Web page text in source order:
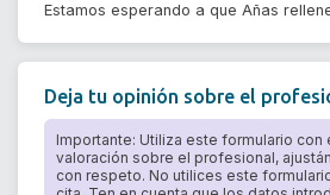
Estamos esperando a que Añas
Deja tu opinión sobre el
Importante: Utiliza este formulario con
valoración sobre el profesional,
con respeto. No utilices este